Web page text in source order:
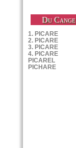
Du Cange